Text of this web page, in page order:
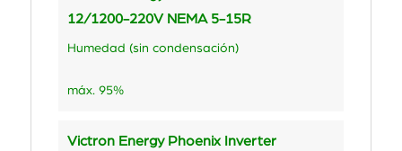
12/1200-220V NEMA 5-15R
Humedad (sin condensación)
máx. 95%
Victron Energy Phoenix Inverter